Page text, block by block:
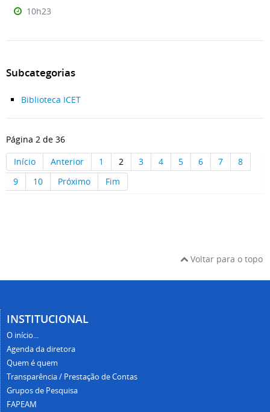
10h23
Subcategorias
Biblioteca ICET
Página 2 de 36
Início
Anterior 1 2 3 4 5 6 7
8
9
10 Próximo Fim
Voltar para o topo
INSTITUCIONAL
O início...
Agenda da diretora
Quem é quem
Transparência / Prestação de Contas
Grupos de Pesquisa
FAPEAM